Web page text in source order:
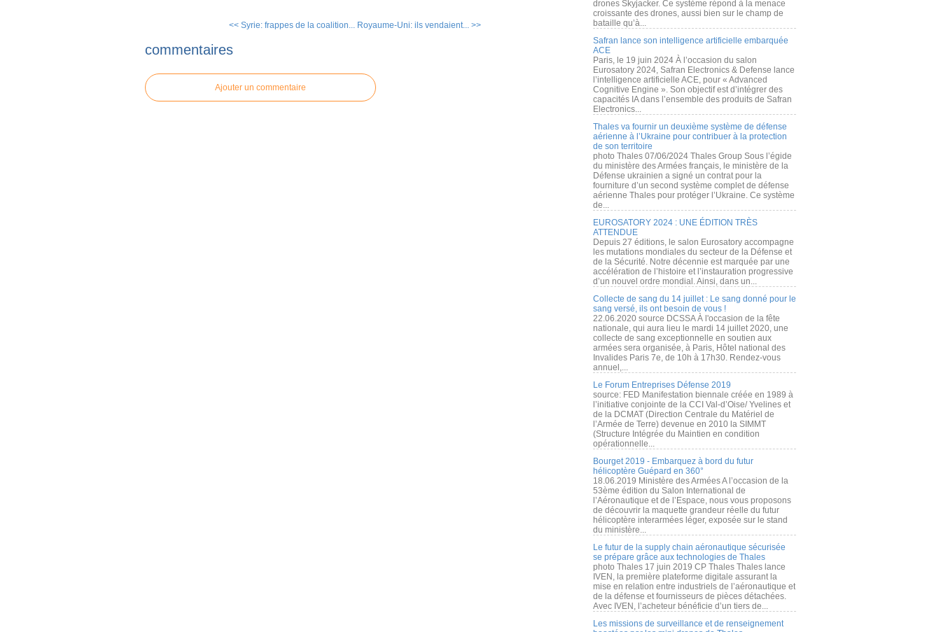
<< Syrie: frappes de la coalition... Royaume-Uni: ils vendaient... >>
commentaires
Ajouter un commentaire
drones Skyjacker. Ce système répond à la menace
croissante des drones, aussi bien sur le champ de
bataille qu’à...
Safran lance son intelligence artificielle embarquée
ACE
Paris, le 19 juin 2024 À l’occasion du salon
Eurosatory 2024, Safran Electronics & Defense lance
l’intelligence artificielle ACE, pour « Advanced
Cognitive Engine ». Son objectif est d’intégrer des
capacités IA dans l’ensemble des produits de Safran
Electronics...
Thales va fournir un deuxième système de défense
aérienne à l’Ukraine pour contribuer à la protection
de son territoire
photo Thales 07/06/2024 Thales Group Sous l’égide
du ministère des Armées français, le ministère de la
Défense ukrainien a signé un contrat pour la
fourniture d’un second système complet de défense
aérienne Thales pour protéger l’Ukraine. Ce système
de...
EUROSATORY 2024 : UNE ÉDITION TRÈS
ATTENDUE
Depuis 27 éditions, le salon Eurosatory accompagne
les mutations mondiales du secteur de la Défense et
de la Sécurité. Notre décennie est marquée par une
accélération de l’histoire et l’instauration progressive
d’un nouvel ordre mondial. Ainsi, dans un...
Collecte de sang du 14 juillet : Le sang donné pour le
sang versé, ils ont besoin de vous !
22.06.2020 source DCSSA À l'occasion de la fête
nationale, qui aura lieu le mardi 14 juillet 2020, une
collecte de sang exceptionnelle en soutien aux
armées sera organisée, à Paris, Hôtel national des
Invalides Paris 7e, de 10h à 17h30. Rendez-vous
annuel,...
Le Forum Entreprises Défense 2019
source: FED Manifestation biennale créée en 1989 à
l’initiative conjointe de la CCI Val-d’Oise/ Yvelines et
de la DCMAT (Direction Centrale du Matériel de
l’Armée de Terre) devenue en 2010 la SIMMT
(Structure Intégrée du Maintien en condition
opérationnelle...
Bourget 2019 - Embarquez à bord du futur
hélicoptère Guépard en 360°
18.06.2019 Ministère des Armées A l’occasion de la
53ème édition du Salon International de
l’Aéronautique et de l’Espace, nous vous proposons
de découvrir la maquette grandeur réelle du futur
hélicoptère interarmées léger, exposée sur le stand
du ministère...
Le futur de la supply chain aéronautique sécurisée
se prépare grâce aux technologies de Thales
photo Thales 17 juin 2019 CP Thales Thales lance
IVEN, la première plateforme digitale assurant la
mise en relation entre industriels de l’aéronautique et
de la défense et fournisseurs de pièces détachées.
Avec IVEN, l’acheteur bénéficie d’un tiers de...
Les missions de surveillance et de renseignement